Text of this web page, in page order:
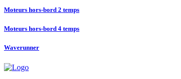
Moteurs hors-bord 2 temps
Moteurs hors-bord 4 temps
Waverunner